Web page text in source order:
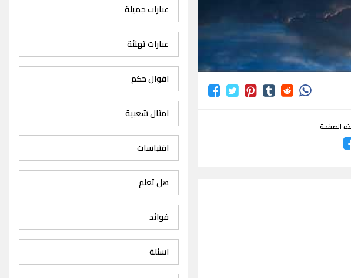
الصفحة
عبارات جميلة
عبارات تهنئة
اقوال حكم
امثال شعبية
اقتباسات
هل تعلم
فوائد
اسئلة